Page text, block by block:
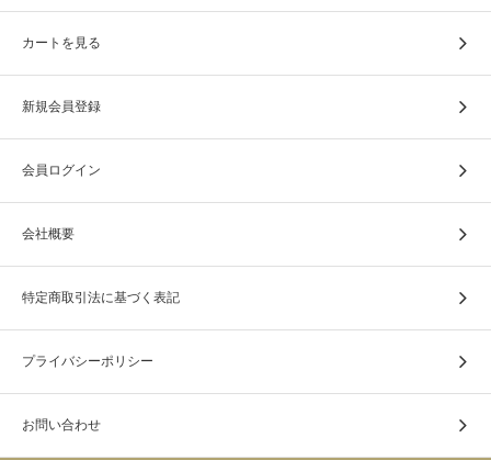
モコモコ生地のカラーは5色ご用意しています。
カートを見る
新規会員登録
会員ログイン
会社概要
特定商取引法に基づく表記
プライバシーポリシー
お問い合わせ